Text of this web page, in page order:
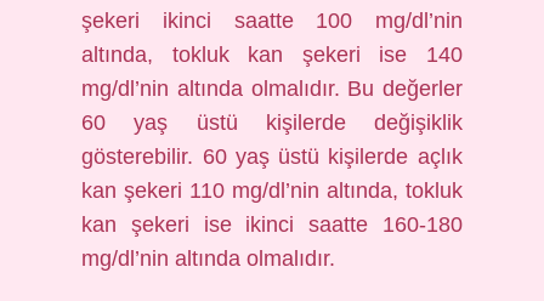
şekeri ikinci saatte 100 mg/dl’nin
altında, tokluk kan şekeri ise 140
mg/dl’nin altında olmalıdır. Bu değerler
60 yaş üstü kişilerde değişiklik
gösterebilir. 60 yaş üstü kişilerde açlık
kan şekeri 110 mg/dl’nin altında, tokluk
kan şekeri ise ikinci saatte 160-180
mg/dl’nin altında olmalıdır.